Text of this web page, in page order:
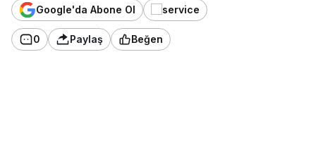
Google'da Abone Ol
0 Paylaş Beğen